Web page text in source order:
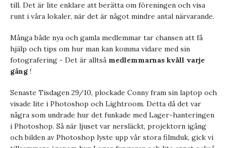
till. Det är lite enklare att berätta om föreningen och visa
runt i våra lokaler, när det är något mindre antal närvarande.
Många både nya och gamla medlemmar tar chansen att få
hjälp och tips om hur man kan komma vidare med sin
fotografering - Det är alltså medlemmarnas kväll varje
gång !
Senaste Tisdagen 29/10, plockade Conny fram sin laptop och
visade lite i Photoshop och Lightroom. Detta då det var
några som undrade hur det funkade med Lager-hanteringen
i Photoshop. Så när ljuset var nersläckt, projektorn igång
och bilden av Photoshop lyste upp vår stora filmduk, gick vi